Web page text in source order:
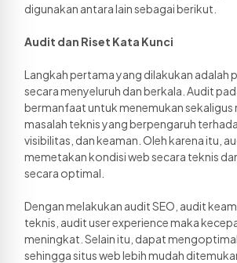
digunakan antara lain sebagai berikut.
Audit dan Riset Kata Kunci
Langkah pertama yang dilakukan adalah
secara menyeluruh dan berkala. Audit
bermanfaat untuk menemukan sekaligus
masalah teknis yang berpengaruh
visibilitas, dan keaman. Oleh karena itu,
memetakan kondisi web secara teknis
secara optimal.
Dengan melakukan audit SEO, audit
teknis, audit user experience maka
meningkat. Selain itu, dapat
sehingga situs web lebih mudah